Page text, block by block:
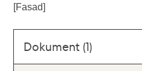
[Fasad]
Dokument (1)